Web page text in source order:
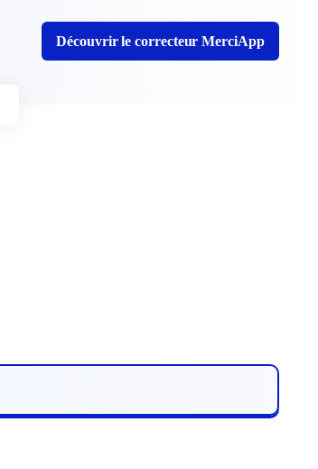
Découvrir le correcteur MerciApp